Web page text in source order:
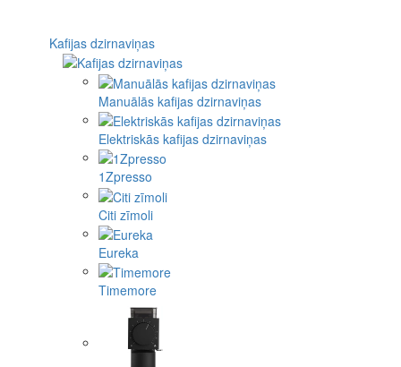
Kafijas dzirnaviņas
Manuālās kafijas dzirnaviņas
Elektriskās kafijas dzirnaviņas
1Zpresso
Citi zīmoli
Eureka
Timemore